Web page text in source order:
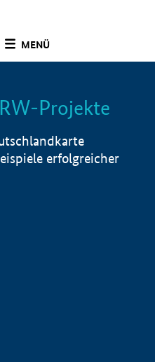
MENÜ
Info
Projekte
erfolgreicher